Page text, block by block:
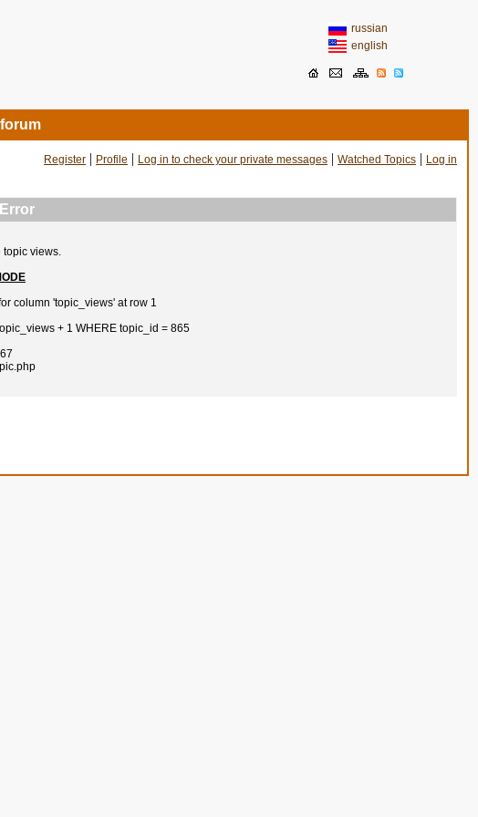
russian
english
Register | Profile | Log in to check your private messages | Watched Topics | Log in
topic views.
column 'topic_views' at row 1
+ 1 WHERE topic_id = 865